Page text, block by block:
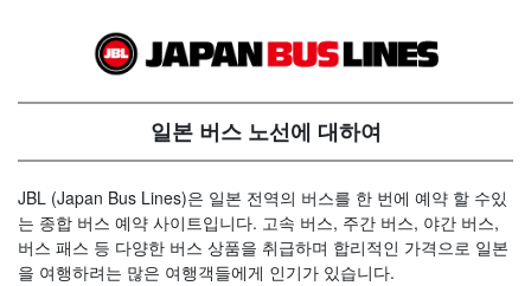
일본 버스 노선에 대하여
JBL (Japan Bus Lines)은 일본 전역의 버스를 한 번에 예약 할 수있
는 종합 버스 예약 사이트입니다. 고속 버스, 주간 버스, 야간 버스,
버스 패스 등 다양한 버스 상품을 취급하며 합리적인 가격으로 일본
을 여행하려는 많은 여행객들에게 인기가 있습니다.